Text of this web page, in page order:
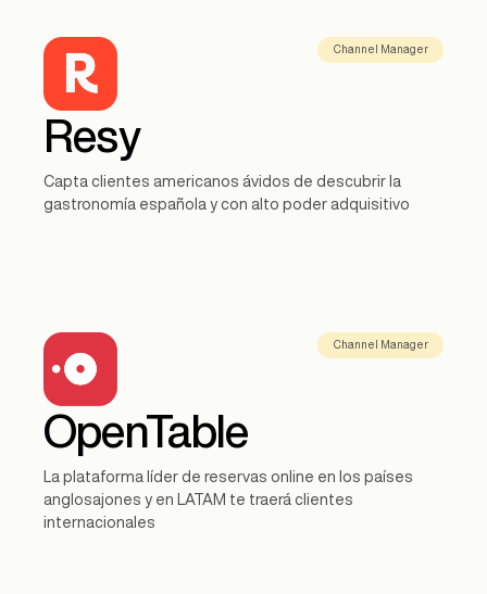
Channel Manager
Resy
Capta clientes americanos ávidos de descubrir la
gastronomía española y con alto poder adquisitivo
Channel Manager
OpenTable
La plataforma líder de reservas online en los países
anglosajones y en LATAM te traerá clientes
internacionales